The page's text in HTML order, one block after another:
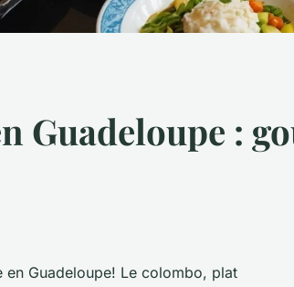
Guadeloupe :
en Guadeloupe! Le colombo, plat